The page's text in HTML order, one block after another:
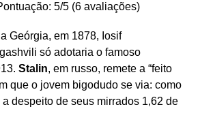
5/5 (6 avaliações)
Geórgia, em 1878, Iosif
só adotaria o famoso
Stalin, em russo, remete a “feito
que o jovem bigodudo se via: como
despeito de seus mirrados 1,62 de